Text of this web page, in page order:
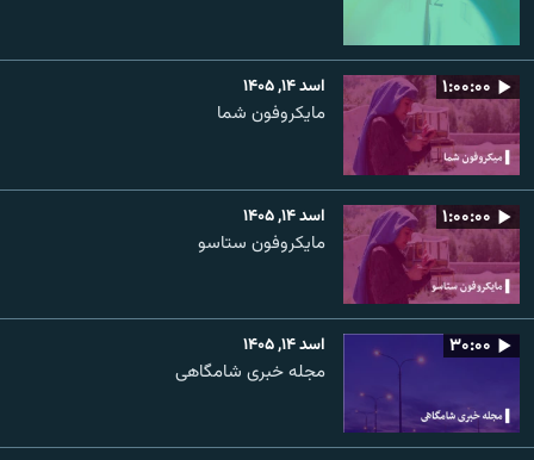
۱:۰۰:۰۰ اسد ۱۴, ۱۴۰۵
مایکروفون شما
۱:۰۰:۰۰ اسد ۱۴, ۱۴۰۵
مایکروفون ستاسو
۳۰:۰۰ اسد ۱۴, ۱۴۰۵
مجله خبری شامگاهی